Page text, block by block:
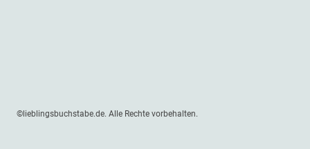
©lieblingsbuchstabe.de. Alle Rechte vorbehalten.